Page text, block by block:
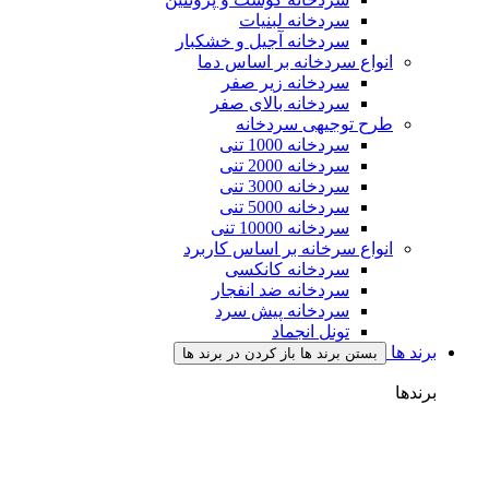
سردخانه لبنیات
سردخانه آجیل و خشکبار
انواع سردخانه بر اساس دما
سردخانه زیر صفر
سردخانه بالای صفر
طرح توجیهی سردخانه
سردخانه 1000 تنی
سردخانه 2000 تنی
سردخانه 3000 تنی
سردخانه 5000 تنی
سردخانه 10000 تنی
انواع سرخانه بر اساس کاربرد
سردخانه کانکسی
سردخانه ضد انفجار
سردخانه پیش سرد
تونل انجماد
برند ها
بستن برند ها باز کردن در برند ها
برندها